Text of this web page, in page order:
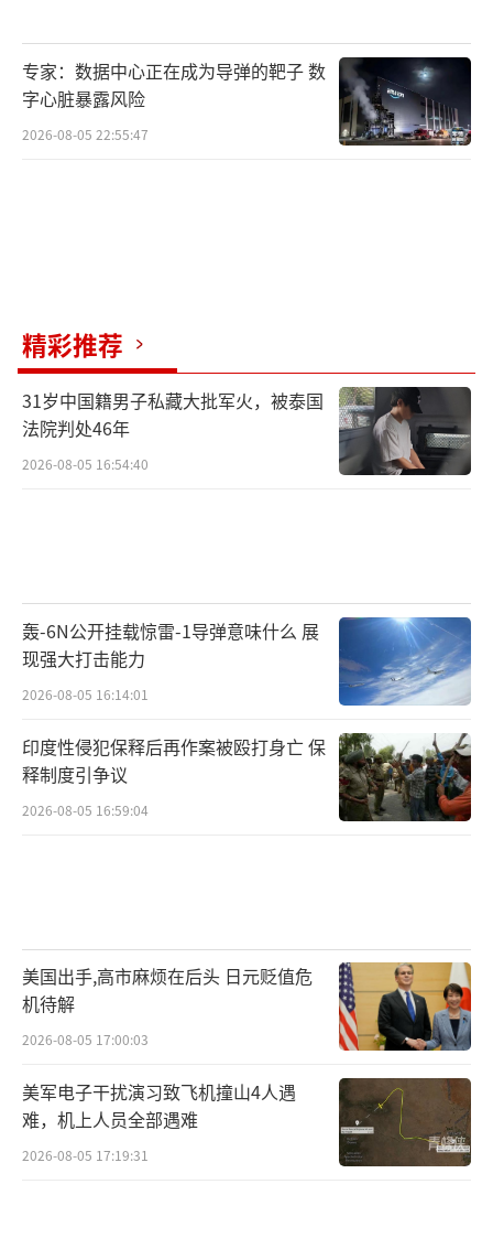
专家：数据中心正在成为导弹的靶子 数
字心脏暴露风险
2026-08-05 22:55:47
精彩推荐
31岁中国籍男子私藏大批军火，被泰国
法院判处46年
2026-08-05 16:54:40
轰-6N公开挂载惊雷-1导弹意味什么 展
现强大打击能力
2026-08-05 16:14:01
印度性侵犯保释后再作案被殴打身亡 保
释制度引争议
2026-08-05 16:59:04
美国出手,高市麻烦在后头 日元贬值危
机待解
2026-08-05 17:00:03
美军电子干扰演习致飞机撞山4人遇
难，机上人员全部遇难
2026-08-05 17:19:31